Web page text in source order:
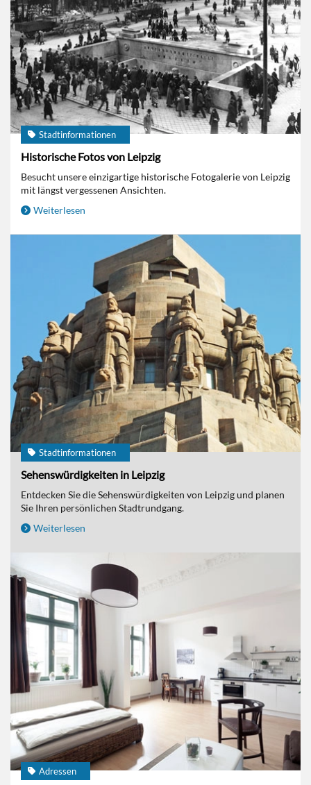
Stadtinformationen
Historische Fotos von Leipzig
Besucht unsere einzigartige historische Fotogalerie von Leipzig
mit längst vergessenen Ansichten.
Weiterlesen
Stadtinformationen
Sehenswürdigkeiten in Leipzig
Entdecken Sie die Sehenswürdigkeiten von Leipzig und planen
Sie Ihren persönlichen Stadtrundgang.
Weiterlesen
Adressen